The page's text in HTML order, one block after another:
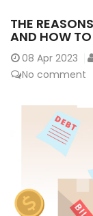
THE
AND HOW
08 Apr 2023
No comment